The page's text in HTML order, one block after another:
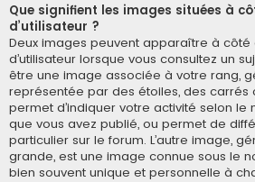
Que signifient les images situées à
d’utilisateur ?
Deux images peuvent apparaître à côté
d’utilisateur lorsque vous consultez un
être une image associée à votre rang,
représentée par des étoiles, des carrés
permet d’indiquer votre activité selon
que vous avez publié, ou permet de
particulier sur le forum. L’autre image,
grande, est une image connue sous le
bien souvent unique et personnelle à